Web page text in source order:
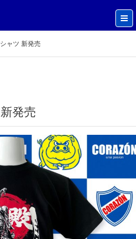
ャツ 新発売
新発売